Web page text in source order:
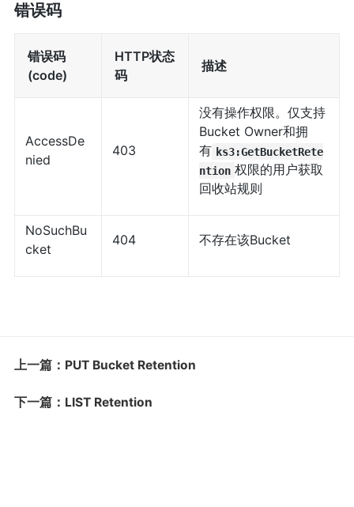
错误码
错误码
(code)
HTTP状态
码
描述
AccessDe
nied
403
没有操作权限。仅支持
Bucket Owner和拥
有 ks3:GetBucketRete
ntion 权限的用户获取
回收站规则
NoSuchBu
cket
404 不存在该Bucket
上一篇：PUT Bucket Retention
下一篇：LIST Retention